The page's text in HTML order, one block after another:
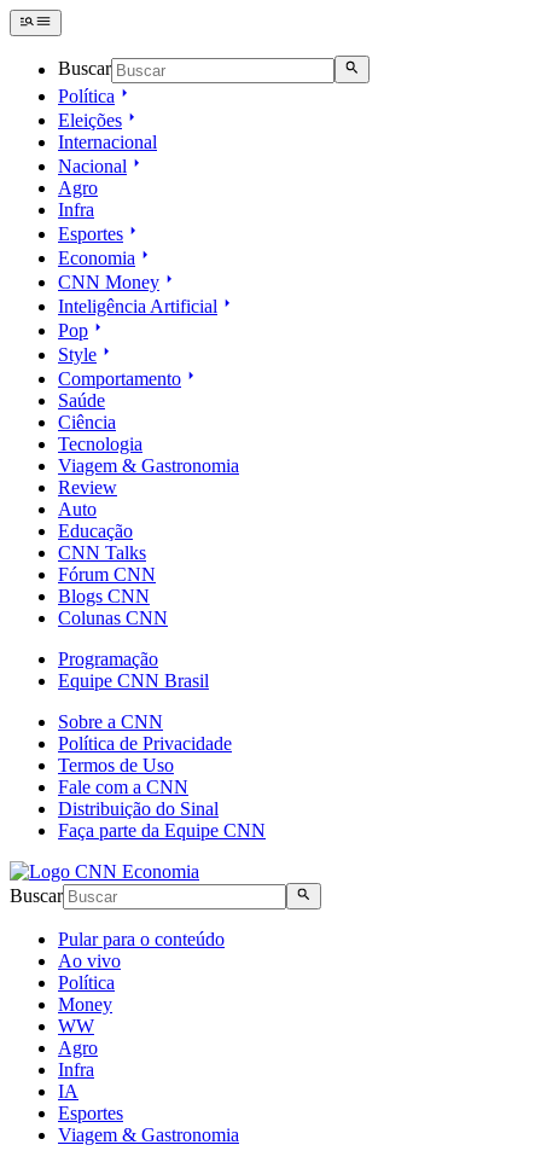
Buscar
Política
Eleições
Internacional
Nacional
Agro
Infra
Esportes
Economia
CNN Money
Inteligência Artificial
Pop
Style
Comportamento
Saúde
Ciência
Tecnologia
Viagem & Gastronomia
Review
Auto
Educação
CNN Talks
Fórum CNN
Blogs CNN
Colunas CNN
Programação
Equipe CNN Brasil
Sobre a CNN
Política de Privacidade
Termos de Uso
Fale com a CNN
Distribuição do Sinal
Faça parte da Equipe CNN
Buscar
Pular para o conteúdo
Ao vivo
Política
Money
WW
Agro
Infra
IA
Esportes
Viagem & Gastronomia